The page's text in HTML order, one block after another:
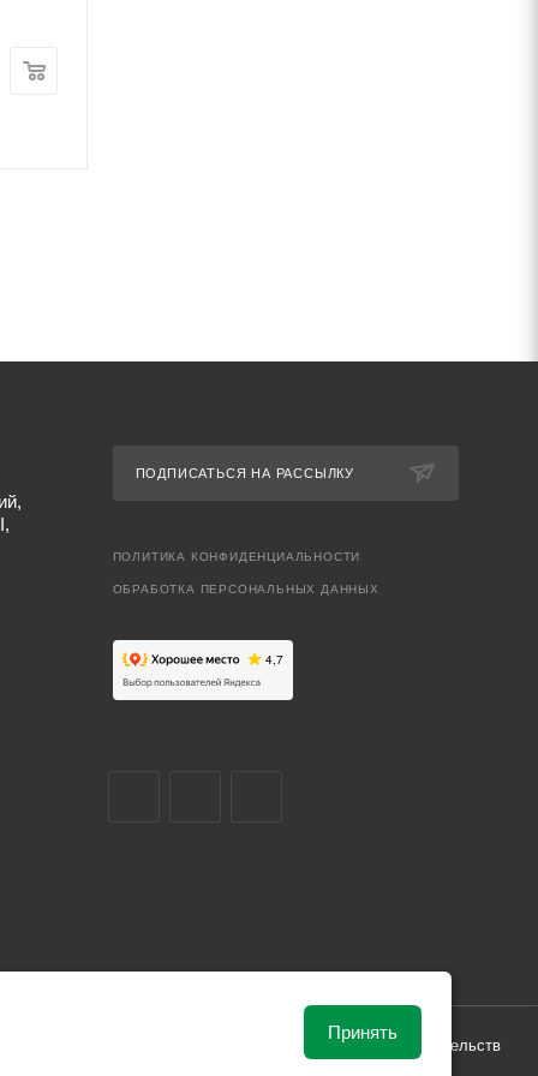
ПОДПИСАТЬСЯ НА РАССЫЛКУ
ПОЛИТИКА КОНФИДЕНЦИАЛЬНОСТИ
ОБРАБОТКА ПЕРСОНАЛЬНЫХ ДАННЫХ
от рыночной ситуации и не влекут за собой обязательств
Принять